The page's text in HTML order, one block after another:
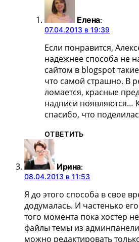
Елена:
07.04.2013 в 19:39
Если понравится,
надежнее способа не
сайтом в blogspot
что самой страшно. В
ломается, красные
надписи появляются…
спасибо, что
ОТВЕТИТЬ
Ирина:
08.04.2013 в 11:53
Я до этого способа в свое
додумалась. И частенько
того момента пока хостер
файлы темы из
можно редактировать